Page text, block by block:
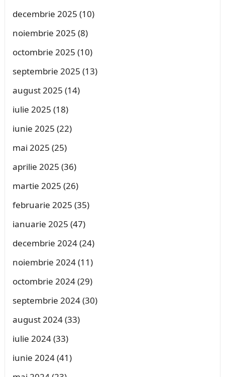
decembrie 2025 (10)
noiembrie 2025 (8)
octombrie 2025 (10)
septembrie 2025 (13)
august 2025 (14)
iulie 2025 (18)
iunie 2025 (22)
mai 2025 (25)
aprilie 2025 (36)
martie 2025 (26)
februarie 2025 (35)
ianuarie 2025 (47)
decembrie 2024(24)
noiembrie 2024(11)
octombrie 2024(29)
septembrie 2024(30)
august 2024(33)
iulie 2024(33)
iunie 2024(41)